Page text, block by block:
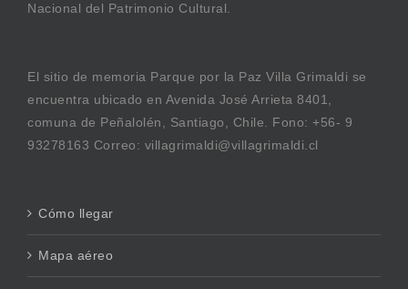
Nacional del Patrimonio Cultural.
El sitio de memoria Parque por la Paz Villa Grimaldi se
encuentra ubicado en Avenida José Arrieta 8401,
comuna de Peñalolén, Santiago, Chile. Fono: +56- 9
93278163 Correo: villagrimaldi@villagrimaldi.cl
Cómo llegar
Mapa aéreo